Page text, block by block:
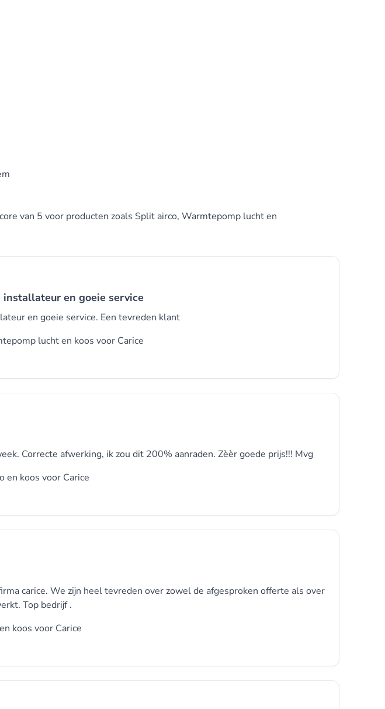
van 5 voor producten zoals Split airco, Warmtepomp lucht en
installateur en goeie service
en goeie service. Een tevreden klant
lucht en koos voor Carice
Correcte afwerking, ik zou dit 200% aanraden. Zèèr goede prijs!!! Mvg
en koos voor Carice
carice. We zijn heel tevreden over zowel de afgesproken offerte als over
Top bedrijf .
en koos voor Carice